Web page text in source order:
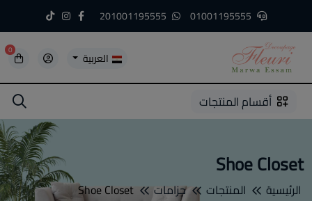
العربية 0
1
2
3
4
5
5 أقسام المنتجات
Shoe Closet
الرئيسية المنتجات جزامات Shoe Closet